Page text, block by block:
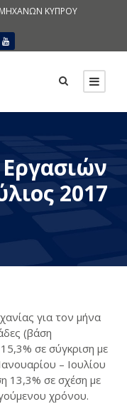
ΚΥΠΡΟΥ
2017
για τον μήνα
(βάση
σε σύγκριση με
– Ιουλίου
13,3% σε σχέση με
χρόνου.